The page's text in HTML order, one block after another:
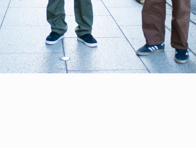
VOICE OF FREEDOM
AKIRA OZAWA / 尾澤 彰
2021.09.02
ID